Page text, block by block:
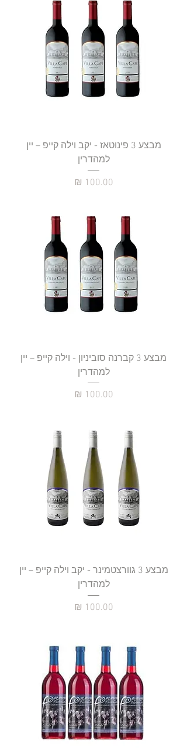
מבצע 3 פינוטאז - יקב וילה קייפ – יין
למהדרין
מחיר
מבצע 3 קברנה סוביניון - וילה קייפ – יין
למהדרין
מחיר
מבצע 3 גוורצטמינר - יקב וילה קייפ – יין
למהדרין
מחיר